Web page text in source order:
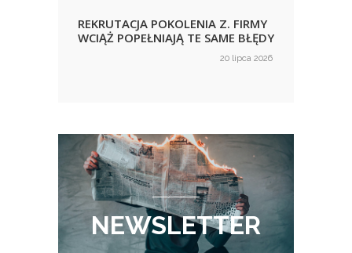
REKRUTACJA POKOLENIA Z. FIRMY
WCIĄŻ POPEŁNIAJĄ TE SAME BŁĘDY
20 lipca 2026
NEWSLETTER